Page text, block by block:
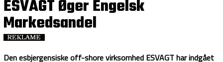
ESVAGT Øger Engelsk
Markedsandel
Den esbjergensiske off-shore virksomhed ESVAGT har indgået